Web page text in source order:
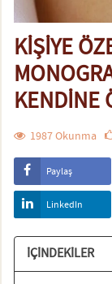
KIŞIYE
KENDINE
1987Okunma
Paylaş
LinkedIn
İÇINDEKILER